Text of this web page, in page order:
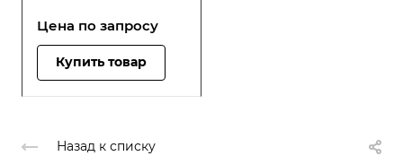
Цена по запросу
Купить товар
Назад к списку